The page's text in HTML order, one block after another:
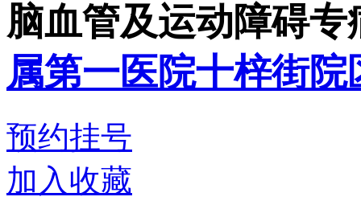
脑血管及运动障碍专
属第一医院十梓街院
预约挂号
加入收藏